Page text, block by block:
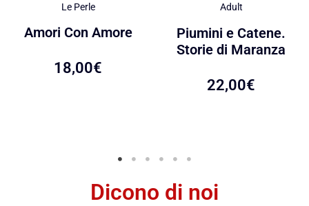
Le Perle
Amori Con Amore
18,00€
Adult
Piumini e Catene.
Storie di Maranza
22,00€
Dicono di noi